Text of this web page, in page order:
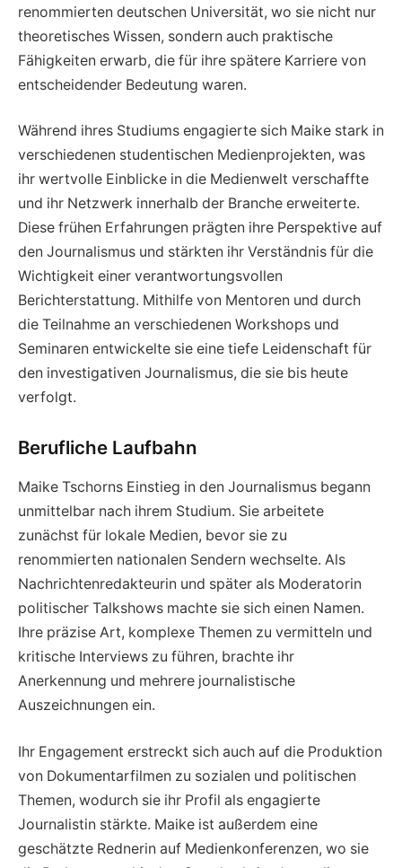
renommierten deutschen Universität, wo sie nicht nur
theoretisches Wissen, sondern auch praktische
Fähigkeiten erwarb, die für ihre spätere Karriere von
entscheidender Bedeutung waren.
Während ihres Studiums engagierte sich Maike stark in
verschiedenen studentischen Medienprojekten, was
ihr wertvolle Einblicke in die Medienwelt verschaffte
und ihr Netzwerk innerhalb der Branche erweiterte.
Diese frühen Erfahrungen prägten ihre Perspektive auf
den Journalismus und stärkten ihr Verständnis für die
Wichtigkeit einer verantwortungsvollen
Berichterstattung. Mithilfe von Mentoren und durch
die Teilnahme an verschiedenen Workshops und
Seminaren entwickelte sie eine tiefe Leidenschaft für
den investigativen Journalismus, die sie bis heute
verfolgt.
Berufliche Laufbahn
Maike Tschorns Einstieg in den Journalismus begann
unmittelbar nach ihrem Studium. Sie arbeitete
zunächst für lokale Medien, bevor sie zu
renommierten nationalen Sendern wechselte. Als
Nachrichtenredakteurin und später als Moderatorin
politischer Talkshows machte sie sich einen Namen.
Ihre präzise Art, komplexe Themen zu vermitteln und
kritische Interviews zu führen, brachte ihr
Anerkennung und mehrere journalistische
Auszeichnungen ein.
Ihr Engagement erstreckt sich auch auf die Produktion
von Dokumentarfilmen zu sozialen und politischen
Themen, wodurch sie ihr Profil als engagierte
Journalistin stärkte. Maike ist außerdem eine
geschätzte Rednerin auf Medienkonferenzen, wo sie